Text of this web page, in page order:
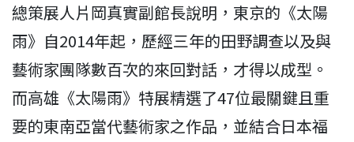
總策展人片岡真實副館長說明，東京的《太陽
雨》自2014年起，歷經三年的田野調查以及與
藝術家團隊數百次的來回對話，才得以成型。
而高雄《太陽雨》特展精選了47位最關鍵且重
要的東南亞當代藝術家之作品，並結合日本福